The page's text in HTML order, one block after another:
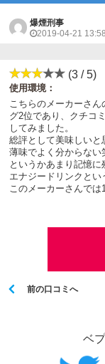
爆煙刑事
2019-04-21
(3 / 5)
使用環境：
こちらのメーカーさ
グ2位であり、クチコ
してみました。
総評として美味しい
薄味でよく分からない
というかあまり記憶に
エナジードリンクとい
このメーカーさんでは
前の口コミへ
ベ